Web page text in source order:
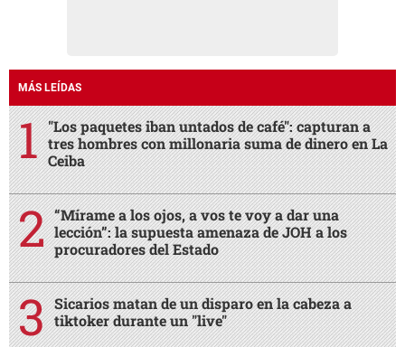
MÁS LEÍDAS
"Los paquetes iban untados de café": capturan a
tres hombres con millonaria suma de dinero en La
Ceiba
“Mírame a los ojos, a vos te voy a dar una
lección”: la supuesta amenaza de JOH a los
procuradores del Estado
Sicarios matan de un disparo en la cabeza a
tiktoker durante un "live"